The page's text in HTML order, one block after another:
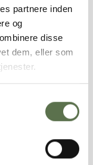
partnere inden
og
disse
dem, eller som